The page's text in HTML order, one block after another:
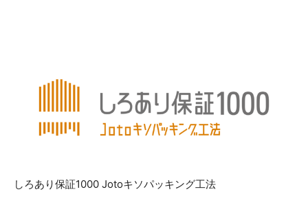
しろあり保証1000 Jotoキソパッキング工法